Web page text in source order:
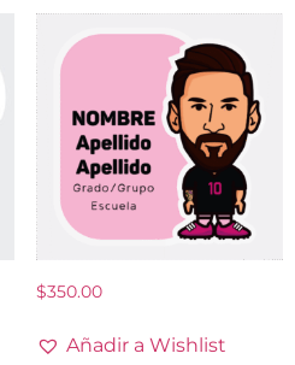
$350.00
Añadir a Wishlist